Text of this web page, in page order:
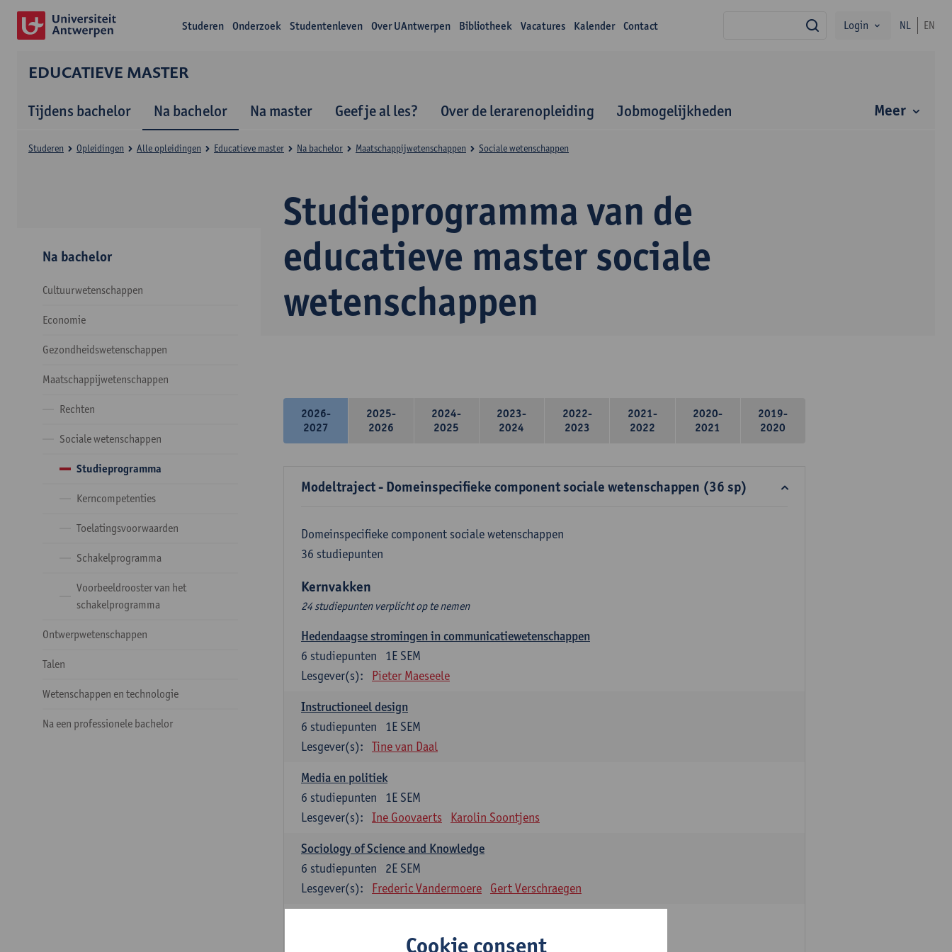
Studeren Onderzoek Studentenleven Over UAntwerpen Bibliotheek Vacatures Kalender Contact zoekLogin NL EN
EDUCATIEVE MASTER
Tijdens bachelor Na bachelor Na master Geef je al les? Over de lerarenopleiding Jobmogelijkheden Meer
Studieprogramma van de
educatieve master sociale
wetenschappen
Studeren Opleidingen Alle opleidingen Educatieve master Na bachelor Maatschappijwetenschappen Sociale wetenschappen
Na bachelor
Cultuurwetenschappen
Economie
Gezondheidswetenschappen
Maatschappijwetenschappen
Rechten
Sociale wetenschappen
Studieprogramma
Kerncompetenties
Toelatingsvoorwaarden
Schakelprogramma
Voorbeeldrooster van het
schakelprogramma
Ontwerpwetenschappen
Talen
Wetenschappen en technologie
Na een professionele bachelor
2026-
2027
2025-
2026
2024-
2025
2023-
2024
2022-
2023
2021-
2022
2020-
2021
2019-
2020
Modeltraject - Domeinspecifieke component sociale wetenschappen (36 sp)
Domeinspecifieke component sociale wetenschappen
36 studiepunten
Kernvakken
24 studiepunten verplicht op te nemen
Hedendaagse stromingen in communicatiewetenschappen
1E SEM
6 studiepunten
Lesgever(s):
Pieter Maeseele
Instructioneel design
1E SEM
6 studiepunten
Lesgever(s):
Tine van Daal
Media en politiek
1E SEM
6 studiepunten
Lesgever(s):
Ine Goovaerts Karolin Soontjens
Sociology of Science and Knowledge
2E SEM
6 studiepunten
Lesgever(s):
Frederic Vandermoere Gert Verschraegen
Keuzevakken cluster communicatiewetenschappen
Cookie consent